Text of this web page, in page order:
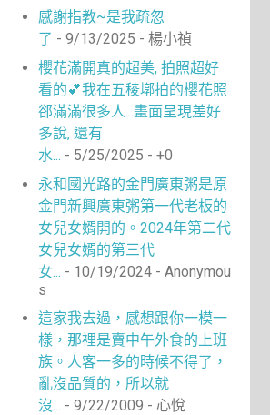
少披薩店，一字排開
的各式披薩看起來琳
瑯滿目，走進店內就
能點上一塊喜愛的口
味大快朵頤，真的好
懷念啊！沒想到台灣
也有類似的披薩店。
走！就到高雄吃披薩
感謝指教~是我疏忽
了 - 9/13/2025 - 楊小禎
櫻花滿開真的超美, 拍照超好
看的💕我在五稜墎拍的櫻花照
郤滿滿很多人...畫面呈現差好
多說, 還有
水... - 5/25/2025 - +0
永和國光路的金門廣東粥是原
金門新興廣東粥第一代老板的
女兒女婿開的。2024年第二代
女兒女婿的第三代
女... - 10/19/2024 - Anonymou
s
這家我去過，感想跟你一模一
樣，那裡是賣中午外食的上班
族。人客一多的時候不得了，
亂沒品質的，所以就
沒... - 9/22/2009 - 心悅